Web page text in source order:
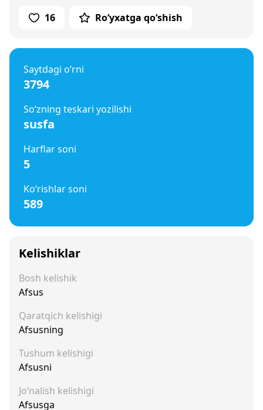
16 Ro‘yxatga qo‘shish
Saytdagi o‘rni
3794
So‘zning teskari yozilishi
susfa
Harflar soni
5
Ko‘rishlar soni
589
Kelishiklar
Bosh kelishik
Afsus
Qaratqich kelishigi
Afsusning
Tushum kelishigi
Afsusni
Jo‘nalish kelishigi
Afsusga